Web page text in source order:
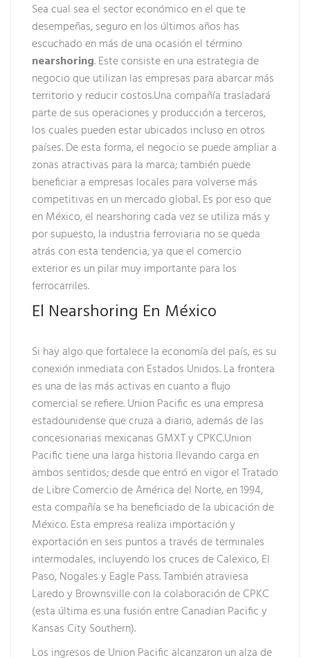
Sea cual sea el sector económico en el que te
desempeñas, seguro en los últimos años has
escuchado en más de una ocasión el término
nearshoring. Este consiste en una estrategia de
negocio que utilizan las empresas para abarcar más
territorio y reducir costos.Una compañía trasladará
parte de sus operaciones y producción a terceros,
los cuales pueden estar ubicados incluso en otros
países. De esta forma, el negocio se puede ampliar a
zonas atractivas para la marca; también puede
beneficiar a empresas locales para volverse más
competitivas en un mercado global. Es por eso que
en México, el nearshoring cada vez se utiliza más y
por supuesto, la industria ferroviaria no se queda
atrás con esta tendencia, ya que el comercio
exterior es un pilar muy importante para los
ferrocarriles.
El Nearshoring En México
Si hay algo que fortalece la economía del país, es su
conexión inmediata con Estados Unidos. La frontera
es una de las más activas en cuanto a flujo
comercial se refiere. Union Pacific es una empresa
estadounidense que cruza a diario, además de las
concesionarias mexicanas GMXT y CPKC.Union
Pacific tiene una larga historia llevando carga en
ambos sentidos; desde que entró en vigor el Tratado
de Libre Comercio de América del Norte, en 1994,
esta compañía se ha beneficiado de la ubicación de
México. Esta empresa realiza importación y
exportación en seis puntos a través de terminales
intermodales, incluyendo los cruces de Calexico, El
Paso, Nogales y Eagle Pass. También atraviesa
Laredo y Brownsville con la colaboración de CPKC
(esta última es una fusión entre Canadian Pacific y
Kansas City Southern).
Los ingresos de Union Pacific alcanzaron un alza de